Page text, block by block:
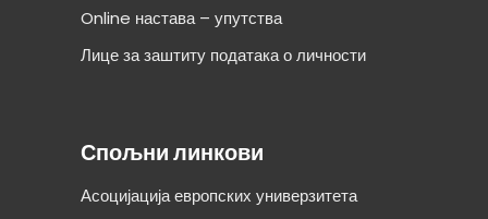
Online настава – упутства
Лице за заштиту података о личности
Спољни линкови
Асоцијација европских универзитета